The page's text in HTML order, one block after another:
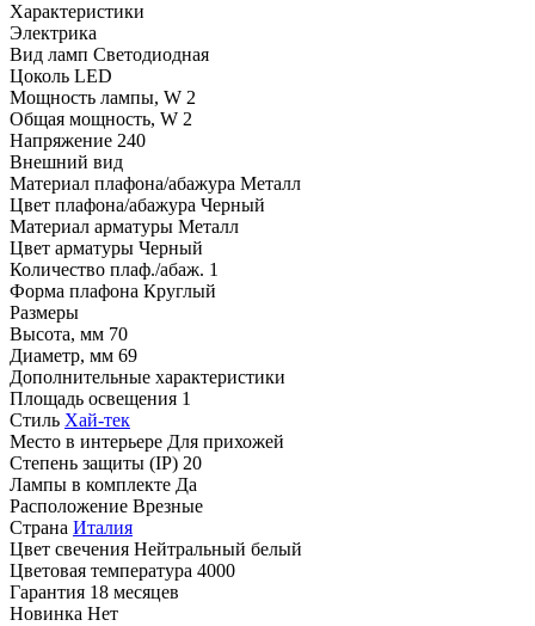
Характеристики
Электрика
Вид ламп Светодиодная
Цоколь LED
Мощность лампы, W 2
Общая мощность, W 2
Напряжение 240
Внешний вид
Материал плафона/абажура Металл
Цвет плафона/абажура Черный
Материал арматуры Металл
Цвет арматуры Черный
Количество плаф./абаж. 1
Форма плафона Круглый
Размеры
Высота, мм 70
Диаметр, мм 69
Дополнительные характеристики
Площадь освещения 1
Стиль Хай-тек
Место в интерьере Для прихожей
Степень защиты (IP) 20
Лампы в комплекте Да
Расположение Врезные
Страна Италия
Цвет свечения Нейтральный белый
Цветовая температура 4000
Гарантия 18 месяцев
Новинка Нет